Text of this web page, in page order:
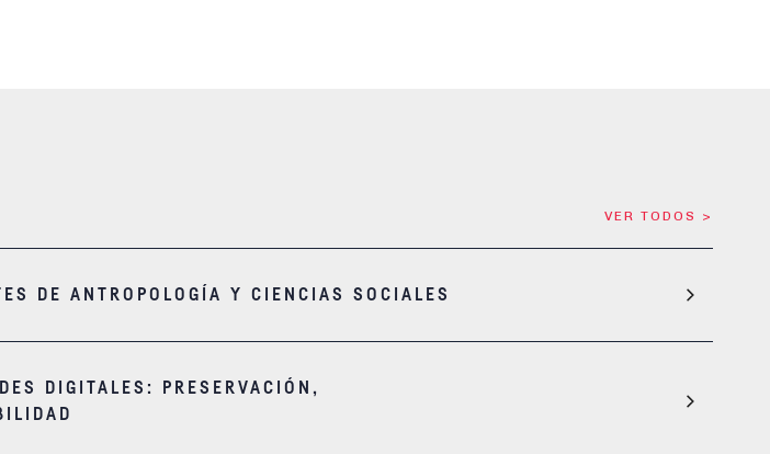
VER TODOS >
DE ANTROPOLOGÍA Y CIENCIAS SOCIALES
DIGITALES: PRESERVACIÓN,